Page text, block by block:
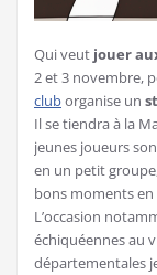
Qui veut jouer
2 et 3 novembre,
cluborganise un
Il se tiendra à la
jeunes joueurs
en un petit
bons moments en
L’occasion
échiquéennes au
départementales